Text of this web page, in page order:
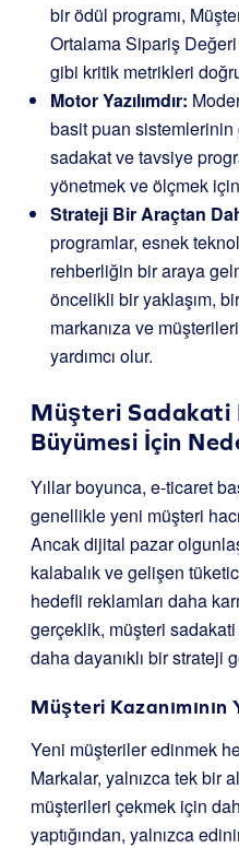
bir ödül programı,
Ortalama Sipariş Değeri
gibi kritik metrikleri
Motor Yazılımdır:
basit puan
sadakat ve tavsiye
yönetmek ve ölçmek
Strateji Bir Araçtan
programlar, esnek
rehberliğin bir araya
öncelikli bir yaklaşım,
markanıza ve
yardımcı olur.
Müşteri Sadakati
Büyümesi İçin
Yıllar boyunca, e-ticaret
genellikle yeni müşteri
Ancak dijital pazar
kalabalık ve gelişen
hedefli reklamları daha
gerçeklik, müşteri
daha dayanıklı bir strateji
Müşteri
Yeni müşteriler edinmek
Markalar, yalnızca tek bir
müşterileri çekmek için
yaptığından, yalnızca